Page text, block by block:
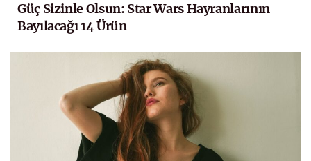
Güç Sizinle Olsun: Star Wars Hayranlarının
Bayılacağı 14 Ürün